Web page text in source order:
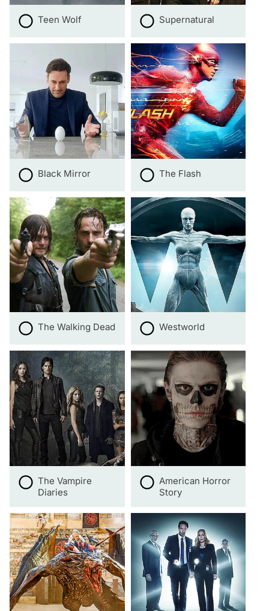
Teen Wolf Supernatural
Black Mirror The Flash
The Walking Dead Westworld
The Vampire
Diaries
American Horror
Story